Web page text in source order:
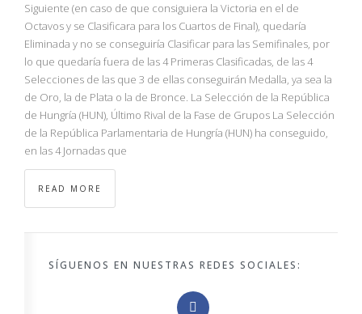
Siguiente (en caso de que consiguiera la Victoria en el de
Octavos y se Clasificara para los Cuartos de Final), quedaría
Eliminada y no se conseguiría Clasificar para las Semifinales, por
lo que quedaría fuera de las 4 Primeras Clasificadas, de las 4
Selecciones de las que 3 de ellas conseguirán Medalla, ya sea la
de Oro, la de Plata o la de Bronce. La Selección de la República
de Hungría (HUN), Último Rival de la Fase de Grupos La Selección
de la República Parlamentaria de Hungría (HUN) ha conseguido,
en las 4 Jornadas que
READ MORE
SÍGUENOS EN NUESTRAS REDES SOCIALES: